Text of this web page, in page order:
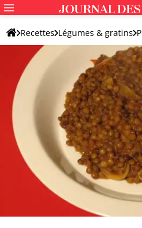
Recettes Légumes & gratins
Dahl de lentilles